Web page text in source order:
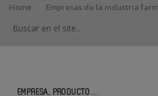
Home Empresas de la industria
EMPRESA, PRODUCTO...